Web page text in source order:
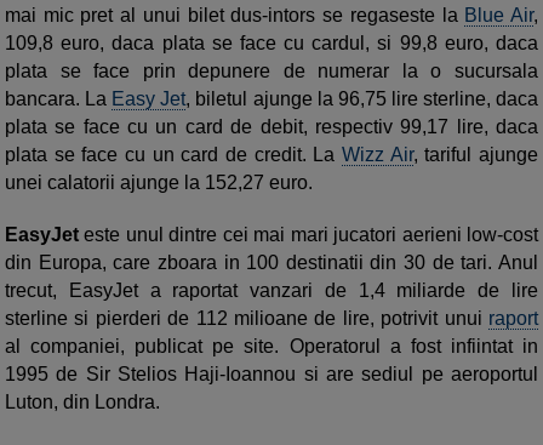
mai mic pret al unui bilet dus-intors se regaseste la Blue Air,
109,8 euro, daca plata se face cu cardul, si 99,8 euro, daca
plata se face prin depunere de numerar la o sucursala
bancara. La Easy Jet, biletul ajunge la 96,75 lire sterline, daca
plata se face cu un card de debit, respectiv 99,17 lire, daca
plata se face cu un card de credit. La Wizz Air, tariful ajunge
unei calatorii ajunge la 152,27 euro.
EasyJeteste unul dintre cei mai mari jucatori aerieni low-cost
din Europa, care zboara in 100 destinatii din 30 de tari. Anul
trecut, EasyJet a raportat vanzari de 1,4 miliarde de lire
sterline si pierderi de 112 milioane de lire, potrivit unui raport
al companiei, publicat pe site. Operatorul a fost infiintat in
1995 de Sir Stelios Haji-Ioannou si are sediul pe aeroportul
Luton, din Londra.